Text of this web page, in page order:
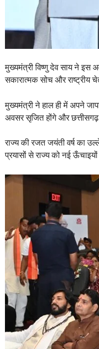
मुख्यमंत्री विष्णु देव साय ने इस
सकारात्मक सोच और राष्ट्रीय
मुख्यमंत्री ने हाल ही में अपने
अवसर सृजित होंगे और
राज्य की रजत जयंती वर्ष का
प्रयासों से राज्य को नई